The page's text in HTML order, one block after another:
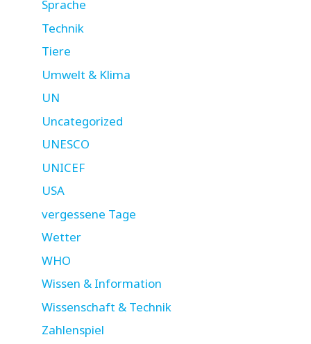
Sprache
Technik
Tiere
Umwelt & Klima
UN
Uncategorized
UNESCO
UNICEF
USA
vergessene Tage
Wetter
WHO
Wissen & Information
Wissenschaft & Technik
Zahlenspiel